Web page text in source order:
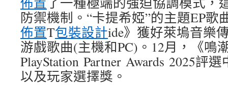
防禦機制。“卡提希婭”的主題EP歌
佈置T包裝設計ide》獲好萊塢音樂
游戲歌曲(主機和PC)。12月，《鳴
PlayStation Partner Awards 2025評
以及玩家選擇獎。